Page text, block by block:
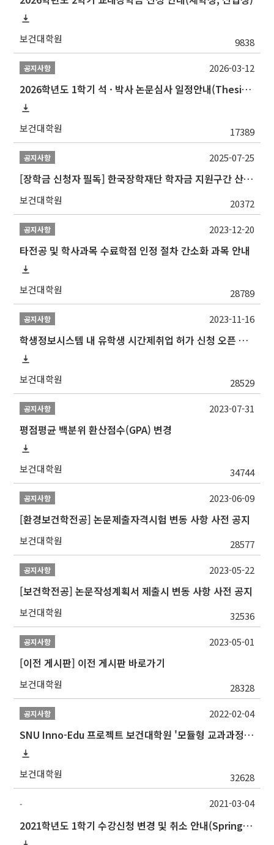
보건대학원 9838
공지사항
2026학년도 1학기 석 · 박사 논문심사 일정안내(Thesis Defense Schedules)
보건대학원 17389
2026-03-12
공지사항
[장학금 신청자 필독] 한국장학재단 학자금 지원구간 산정 권고
보건대학원 20372
2025-07-25
공지사항
타전공 및 학사과목 수료학점 인정 절차 간소화 과목 안내
보건대학원 28789
2023-12-20
공지사항
학생정보시스템 내 유학생 시간제취업 허가 신청 오픈 안내
보건대학원 28529
2023-11-16
공지사항
평점평균 백분위 환산점수(GPA) 변경
보건대학원 34744
2023-07-31
공지사항
[환경보건학전공] 논문제출자격시험 변동 사항 사전 공지
보건대학원 28577
2023-06-09
공지사항
[보건학전공] 논문작성계획서 제출시 변동 사항 사전 공지
보건대학원 32536
2023-05-22
공지사항
[이전 게시판] 이전 게시판 바로가기
보건대학원 28328
2023-05-01
공지사항
SNU Inno-Edu 프로젝트 보건대학원 '모듈형 교과과정' 안내(revised 2022/2/28)
보건대학원 32628
2022-02-04
-
2021학년도 1학기 수강신청 변경 및 취소 안내(Spring Semester 2021 Course Registration Change & Drop Guidelines)
2021-03-04